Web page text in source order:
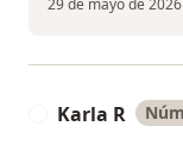
29 de mayo de 2026
Karla R